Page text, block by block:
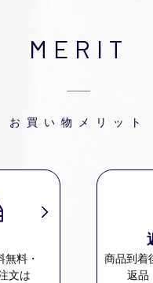
MERIT
お買い物メリット
料・
文は
商品到着
返品